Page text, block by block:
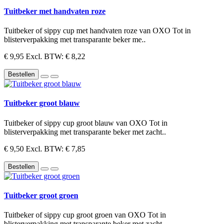
Tuitbeker met handvaten roze
Tuitbeker of sippy cup met handvaten roze van OXO Tot in
blisterverpakking met transparante beker me..
€ 9,95 Excl. BTW: € 8,22
Bestellen
Tuitbeker groot blauw
Tuitbeker of sippy cup groot blauw van OXO Tot in
blisterverpakking met transparante beker met zacht..
€ 9,50 Excl. BTW: € 7,85
Bestellen
Tuitbeker groot groen
Tuitbeker of sippy cup groot groen van OXO Tot in